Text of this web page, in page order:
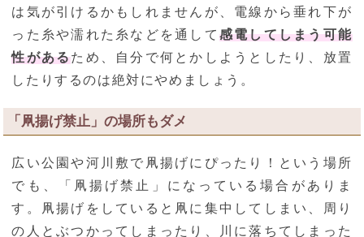
は気が引けるかもしれませんが、電線から垂れ下が
った糸や濡れた糸などを通して 感電してしまう可能
性があるため、自分で何とかしようとしたり、放置
したりするのは絶対にやめましょう。
「凧揚げ禁止」の場所もダメ
広い公園や河川敷で凧揚げにぴったり！という場所
でも、「凧揚げ禁止」になっている場合がありま
す。凧揚げをしていると凧に集中してしまい、周り
の人とぶつかってしまったり、川に落ちてしまった